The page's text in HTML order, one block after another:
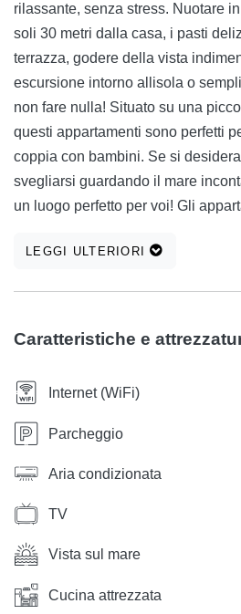
rilassante, senza stress. Nuotare
soli 30 metri dalla casa, i pasti
terrazza, godere della vista
escursione intorno allisola o
non fare nulla! Situato su una
questi appartamenti sono perfetti
coppia con bambini. Se si
svegliarsi guardando il mare
un luogo perfetto per voi! Gli
letto, due bagni, ampio soggiorno
poter trascorrere le vostre vacanze
LEGGI ULTERIORI
Caratteristiche e
Internet (WiFi)
Parcheggio
Aria condizionata
TV
Vista sul mare
Cucina attrezzata